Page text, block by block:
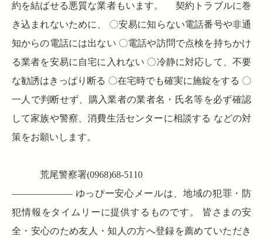
約を結ばせる悪質な業者もいます。 契約トラブルに巻
き込まれないために、 〇安易に知らない電話番号や非通
知からの電話には出ない 〇電話や訪問で点検を持ちかけ
る業者を安易に自宅に入れない 〇冷静に対応して、不要
な勧誘はきっぱり断る 〇在宅時でも確実に施錠をする 〇
一人で判断せず、購入業者の業者名・氏名等を必ず確認
して家族や警察、消費生活センターに相談する などの対
策をお願いします。
荒尾警察署(0968)68-5110
——————– ゆっぴー安心メールは、地域の犯罪・防
犯情報をタイムリーに提供するものです。 皆さまの安
全・安心のため友人・知人の方へ登録を薦めていただき